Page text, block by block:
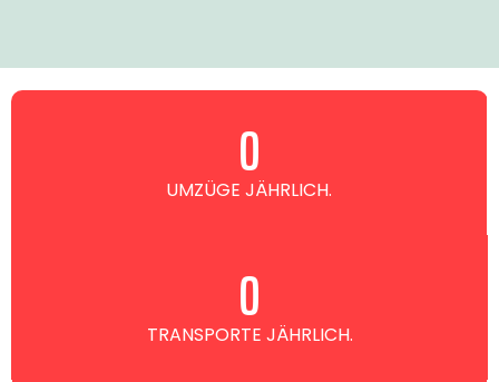
UMZÜGE JÄHRLICH.
0
TRANSPORTE JÄHRLICH.
0